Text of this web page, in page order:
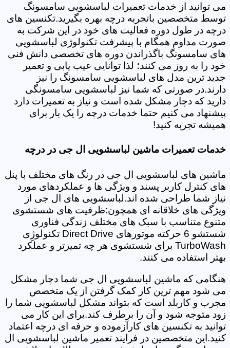
می توانید از خدمات تعمیرات لباسشویی سامسونگ
توسط متخصصین باتجربه درچه بهره بگیرید.تکنسین های
درچه در طول دوره فعالیت های خود در این شرکت به
صورت مداوم همگام با پیشرفت تکنولوژی لباسشویی
های سامسونگ باگذراندن دوره های تخصصی دانش فنی
خود را به روز می کنند؛ لذا توانایی عیب یابی و تعمیر
جدید ترین مدل های لباسشویی سامسونگ را نیز
دارند.در صورتی که شما نیز لباسشویی سامسونگی
دارید که دچار مشکل شده است و نیاز به تعمیرات دارد
پیشنهاد می کنیم حتما خدمات درچه را یک بار برای
همیشه تجربه کنید!
خدمات تعمیرات ماشین لباسشویی ال جی در درچه
ماشین های لباسشویی ال جی در رنگ های مختلف با پنل
های کنترل کاربر پسند و ویژگی ها و عملکردهای مورد
نیاز شما طراحی شده اند.لباسشویی های ال جی از
ویژگی های خلاقانه ای همچون:ظرفیت های شستشوی
متنوع متناسب با سبک های مختلف زندگی فناوری
شستشو 6 حرکته موتورهای Direct Drive تکنولوژِی
TurboWash برای شستشوی هر چه تمیزتر و عملکرد
بهتر استفاده می کنند.
هنگامی که ماشین لباسشویی ال جی شما دچار مشکل
می شود مهم ترین کار کمک گرفتن از یک متخصص
مجرب و کاربلد است که بتواند مشکل لباسشویی شما را
زود متوجه شود و آن را برطرف کند.برای این کار می
توانید به تکنسین های کارآزموده و حرفه ای درچه اعتماد
کنید.این متخصصین در فرایند تعمیر ماشین لباسشویی ال